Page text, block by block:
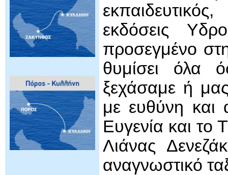
εκδόσεις
προσεγμένο
θυμίσει όλα
ξεχάσαμε ή
με ευθύνη και
Ευγενία και το
Λιάνας
αναγνωστικό